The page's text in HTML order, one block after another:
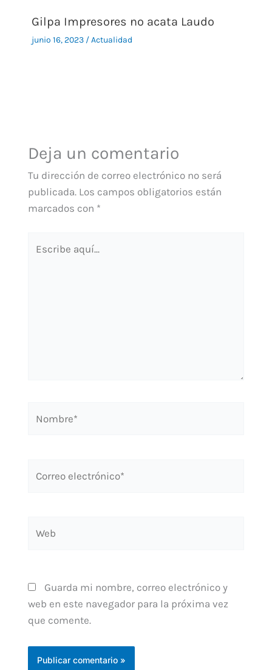
Gilpa Impresores no acata Laudo
junio 16, 2023 /Actualidad
Deja un comentario
Tu dirección de correo electrónico no será
publicada. Los campos obligatorios están
marcados con *
aquí...
electrónico*
Guarda mi nombre, correo electrónico y
web en este navegador para la próxima vez
que comente.